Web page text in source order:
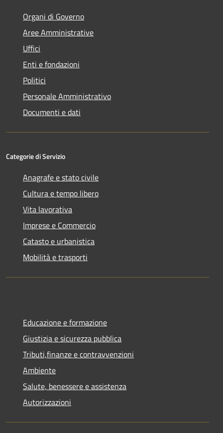
Organi di Governo
Aree Amministrative
Uffici
Enti e fondazioni
Politici
Personale Amministrativo
Documenti e dati
Categorie di Servizio
Anagrafe e stato civile
Cultura e tempo libero
Vita lavorativa
Imprese e Commercio
Catasto e urbanistica
Mobilità e trasporti
Educazione e formazione
Giustizia e sicurezza pubblica
Tributi,finanze e contravvenzioni
Ambiente
Salute, benessere e assistenza
Autorizzazioni